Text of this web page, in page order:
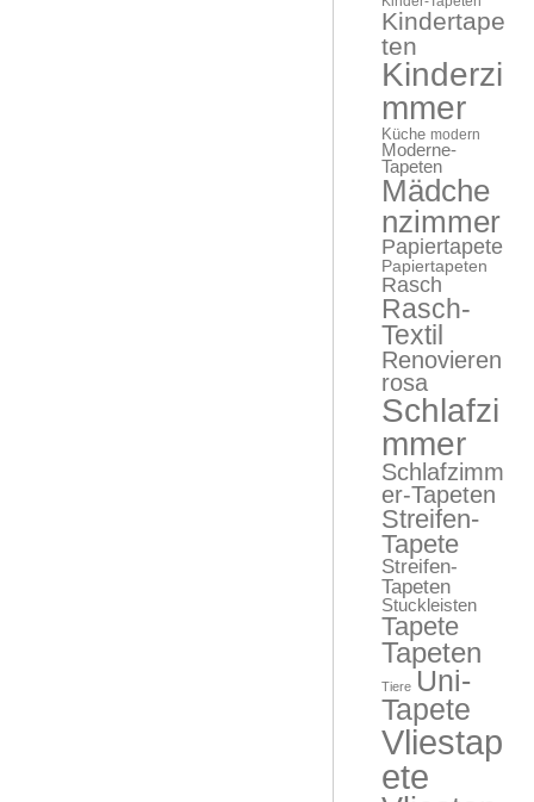
Kindertape
ten
Kinderzi
mmer
Küche modern
Moderne-
Tapeten
Mädche
nzimmer
Papiertapete
Papiertapeten
Rasch
Rasch-
Textil
Renovieren
rosa
Schlafzi
mmer
Schlafzimm
er-Tapeten
Streifen-
Tapete
Streifen-
Tapeten
Stuckleisten
Tapete
Tapeten
Tiere Uni-
Tapete
Vliestap
ete